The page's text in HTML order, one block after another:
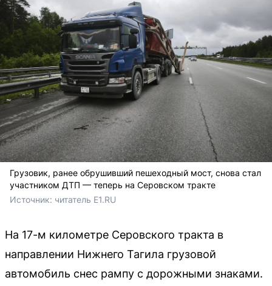
Грузовик, ранее обрушивший пешеходный мост, снова стал
участником ДТП — теперь на Серовском тракте
Источник: читатель E1.RU
На 17-м километре Серовского тракта в
направлении Нижнего Тагила грузовой
автомобиль снес рампу с дорожными знаками.